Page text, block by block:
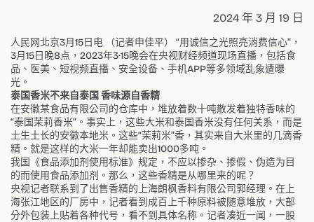
2024 年 3 月 19 日
人民网北京3月15日电 （记者申佳平） “用诚信之光照亮消费信心”，
3月15日晚8点，2023年3·15晚会在央视财经频道现场直播，包括食
品、医美、短视频直播、安全设备、手机APP等多领域乱象遭曝
光。
泰国香米不来自泰国 香味源自香精
在安徽某食品有限公司的仓库中，堆放着数十吨散发着独特香味的
“泰国茉莉香米”。事实上，这些大米和泰国香米没有任何关系，而是
土生土长的安徽本地米。这些“茉莉米”香，其实来自大米里的几滴香
精。就是这样的大米一年却能卖出1000多吨。
我国《食品添加剂使用标准》规定，不应以掺杂、掺假、伪造为目
的而使用食品添加剂。那么，这些香精是从哪里来的呢？
央视记者联系到了出售香精的上海朗枫香料有限公司郭经理。在上
海张江地区的厂房中，记者看到成百上千种原料被随意堆放，大部
分外包装上贴着各种代号，看不到具体名称。记者凑近一闻，一股